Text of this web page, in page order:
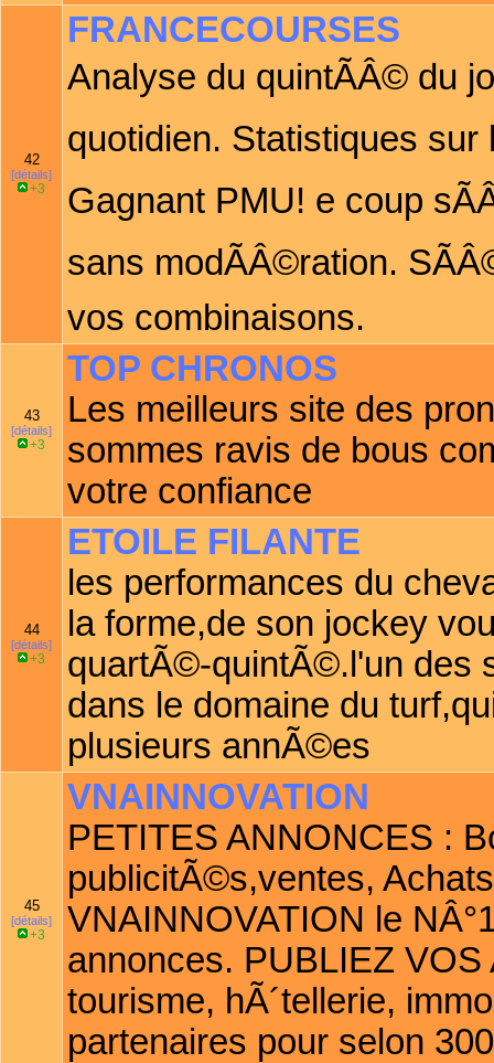
42
[détails]
+3
FRANCECOURSES
Analyse du quintÃÂ© du
quotidien. Statistiques sur
Gagnant PMU! e coup
sans modÃÂ©ration.
vos combinaisons.
43
[détails]
+3
TOP CHRONOS
Les meilleurs site des
sommes ravis de bous
votre confiance
44
[détails]
+3
ETOILE FILANTE
les performances du
la forme,de son jockey
quartÃ©-quintÃ©.l'un des
dans le domaine du
plusieurs annÃ©es
45
[détails]
+3
VNAINNOVATION
PETITES ANNONCES :
publicitÃ©s,ventes,
VNAINNOVATION le
annonces. PUBLIEZ
tourisme, hÃ´tellerie,
partenaires pour selon